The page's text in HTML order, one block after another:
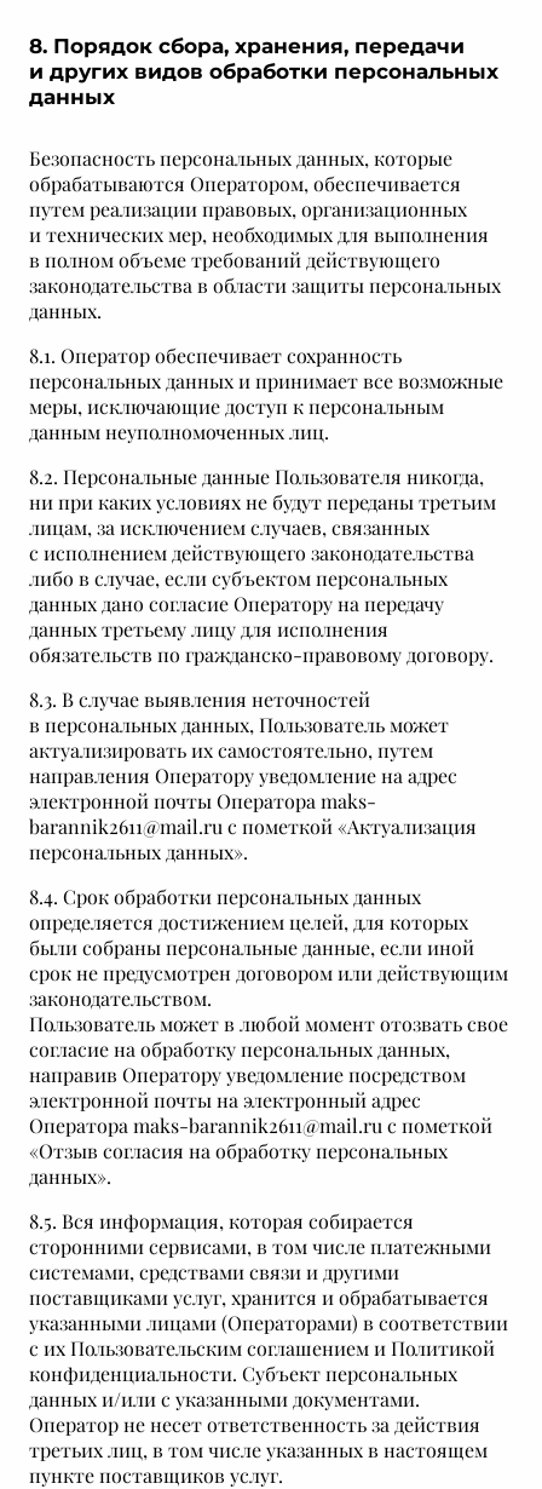
8. Порядок сбора, хранения, передачи
и других видов обработки персональных
данных
Безопасность персональных данных, которые
обрабатываются Оператором, обеспечивается
путем реализации правовых, организационных
и технических мер, необходимых для выполнения
в полном объеме требований действующего
законодательства в области защиты персональных
данных.
8.1. Оператор обеспечивает сохранность
персональных данных и принимает все возможные
меры, исключающие доступ к персональным
данным неуполномоченных лиц.
8.2. Персональные данные Пользователя никогда,
ни при каких условиях не будут переданы третьим
лицам, за исключением случаев, связанных
с исполнением действующего законодательства
либо в случае, если субъектом персональных
данных дано согласие Оператору на передачу
данных третьему лицу для исполнения
обязательств по гражданско-правовому договору.
8.3. В случае выявления неточностей
в персональных данных, Пользователь может
актуализировать их самостоятельно, путем
направления Оператору уведомление на адрес
электронной почты Оператора maks-
barannik2611@mail.ru с пометкой «Актуализация
персональных данных».
8.4. Срок обработки персональных данных
определяется достижением целей, для которых
были собраны персональные данные, если иной
срок не предусмотрен договором или действующим
законодательством.
Пользователь может в любой момент отозвать свое
согласие на обработку персональных данных,
направив Оператору уведомление посредством
электронной почты на электронный адрес
Оператора maks-barannik2611@mail.ru с пометкой
«Отзыв согласия на обработку персональных
данных».
8.5. Вся информация, которая собирается
сторонними сервисами, в том числе платежными
системами, средствами связи и другими
поставщиками услуг, хранится и обрабатывается
указанными лицами (Операторами) в соответствии
с их Пользовательским соглашением и Политикой
конфиденциальности. Субъект персональных
данных и/или с указанными документами.
Оператор не несет ответственность за действия
третьих лиц, в том числе указанных в настоящем
пункте поставщиков услуг.